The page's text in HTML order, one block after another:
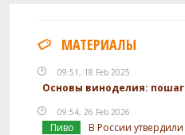
МАТЕРИАЛЫ
09:51, 18 Feb 2025
Основы виноделия:
09:54, 26 Feb 2026
Пиво
В России